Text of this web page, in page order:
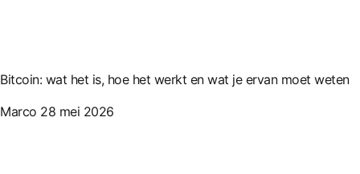
Bitcoin: wat het is, hoe het werkt en wat je ervan moet weten
Marco 28 mei 2026